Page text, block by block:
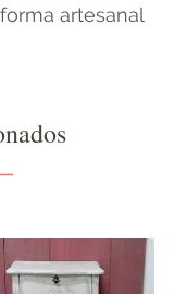
artesanal